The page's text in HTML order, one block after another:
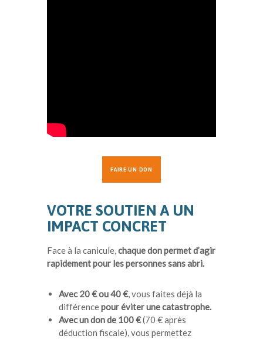
FAIRE UN DON
VOTRE SOUTIEN A UN
IMPACT CONCRET
Face à la canicule,chaque don permet d’agir
rapidement pour les personnes sans abri.
Avec 20 € ou 40 €, vous faites déjà la
différencepour éviter une catastrophe.
Avec un don de 100 €(70 € après
déduction fiscale), vous permettez